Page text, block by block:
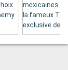
mexicaines
la fameux
exclusive de